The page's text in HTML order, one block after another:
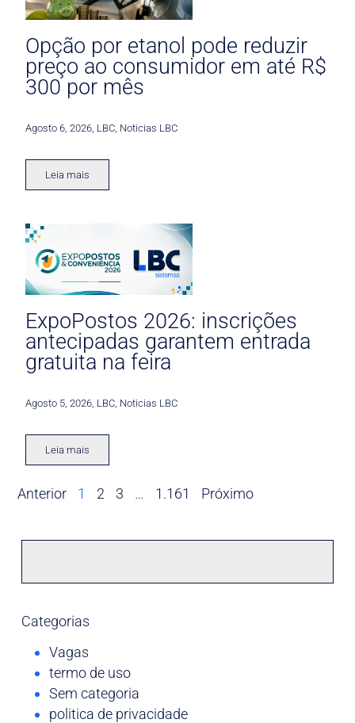
Opção por etanol pode reduzir
preço ao consumidor em até R$
300 por mês
Agosto 6, 2026 LBC Noticias LBC
Leia mais
ExpoPostos 2026: inscrições
antecipadas garantem entrada
gratuita na feira
Agosto 5, 2026 LBC Noticias LBC
Leia mais
Anterior 1 2 3 … 1.161 Próximo
Categorias
Vagas
termo de uso
Sem categoria
politica de privacidade